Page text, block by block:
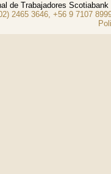
de Trabajadores
2465 3646, +56 9 7107